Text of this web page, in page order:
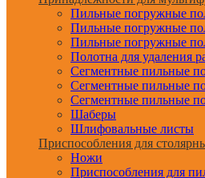
Пильные погружные
Пильные погружные
Пильные погружные
Полотна для удаления
Сегментные пильные
Сегментные пильные
Сегментные пильные
Шаберы
Шлифовальные листы
Приспособления для
Ножи
Приспособления для